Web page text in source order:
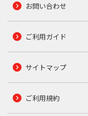
お問い合わせ
ご利用ガイド
サイトマップ
ご利用規約